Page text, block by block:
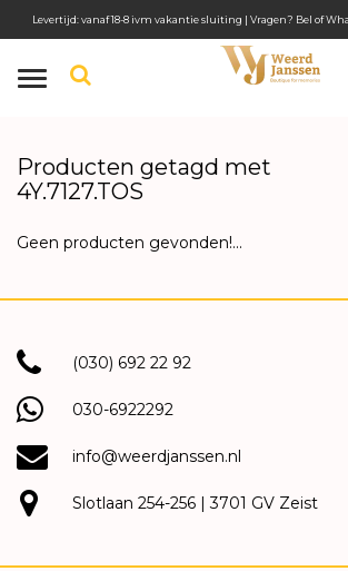
Toggle
Levertijd: vanaf 18-8 ivm vakantie sluiting | Vragen? Bel of
Producten getagd met
4Y.7127.TOS
Geen producten gevonden!...
(030) 692 22 92
030-6922292
info@weerdjanssen.nl
Slotlaan 254-256 | 3701 GV Zeist